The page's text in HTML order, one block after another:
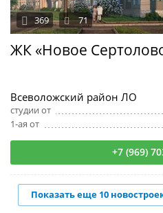
ЖК «Новое
369 71
Всеволожский район ЛО
студии от
1-ая от
+7 (969)
Показать еще 10